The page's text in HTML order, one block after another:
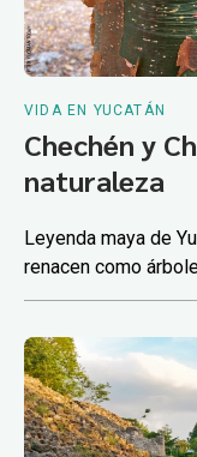
VIDA EN YUCATÁN
Chechén y
naturaleza
Leyenda maya de
renacen como